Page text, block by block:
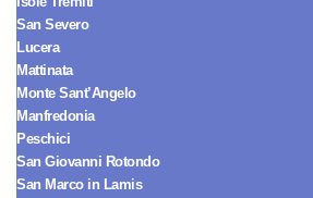
San Severo
Lucera
Mattinata
Monte Sant’Angelo
Manfredonia
Peschici
San Giovanni Rotondo
San Marco in Lamis